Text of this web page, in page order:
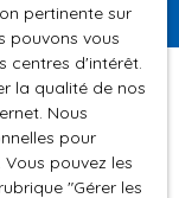
Créer une alerte
pertinente sur
pouvons vous
centres d'intérêt.
la qualité de nos
Nous
pour
pouvez les
″Gérer les